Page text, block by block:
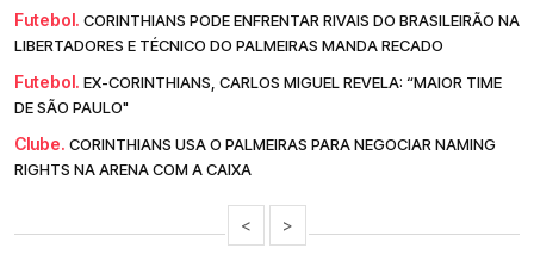
Futebol. CORINTHIANS PODE ENFRENTAR RIVAIS DO BRASILEIRÃO NA
LIBERTADORES E TÉCNICO DO PALMEIRAS MANDA RECADO
Futebol. EX-CORINTHIANS, CARLOS MIGUEL REVELA: “MAIOR TIME
DE SÃO PAULO"
Clube. CORINTHIANS USA O PALMEIRAS PARA NEGOCIAR NAMING
RIGHTS NA ARENA COM A CAIXA
< >